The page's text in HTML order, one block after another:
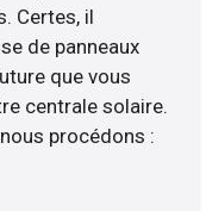
Certes, il
de panneaux
que vous
centrale solaire.
procédons :